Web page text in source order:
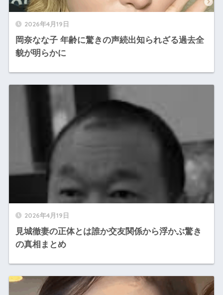
2026年4月19日
岡奈なな子 年齢に驚きの声続出知られざる過去全
貌が明らかに
2026年4月19日
見城徹妻の正体とは誰か交友関係から浮かぶ驚き
の真相まとめ